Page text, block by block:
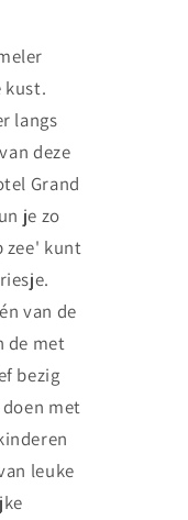
kust.
langs
deze
Grand
je zo
zee' kunt
van de
de met
bezig
met
leuke